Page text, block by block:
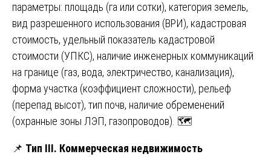
параметры: площадь (га или сотки), категория земель,
вид разрешенного использования (ВРИ), кадастровая
стоимость, удельный показатель кадастровой
стоимости (УПКС), наличие инженерных коммуникаций
на границе (газ, вода, электричество, канализация),
форма участка (коэффициент сложности), рельеф
(перепад высот), тип почв, наличие обременений
(охранные зоны ЛЭП, газопроводов). 🗺️
📌 Тип III. Коммерческая недвижимость